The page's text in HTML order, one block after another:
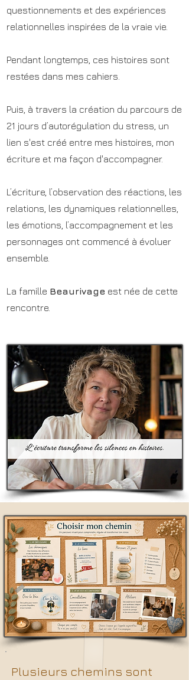
questionnements et des expériences
relationnelles inspirées de la vraie vie.
Pendant longtemps, ces histoires sont
restées dans mes cahiers.
Puis, à travers la création du parcours de
21 jours d’autorégulation du stress, un
lien s'est créé entre mes histoires, mon
écriture et ma façon d'accompagner.
L’écriture, l’observation des réactions, les
relations, les dynamiques relationnelles,
les émotions, l’accompagnement et les
personnages ont commencé à évoluer
ensemble.
La famille Beaurivage est née de cette
rencontre.
Plusieurs chemins sont